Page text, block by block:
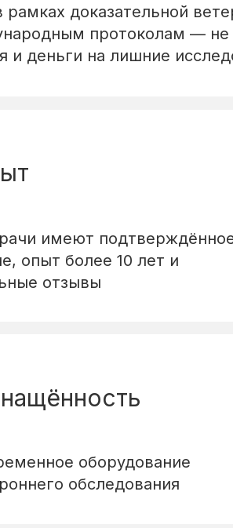
рамках доказательной
протоколам — не
и деньги на лишние
имеют
опыт более 10 лет и
отзывы
оборудование
обследования